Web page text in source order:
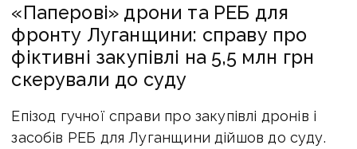
«Паперові» дрони та РЕБ для
фронту Луганщини: справу про
фіктивні закупівлі на 5,5 млн грн
скерували до суду
Епізод гучної справи про закупівлі дронів і
засобів РЕБ для Луганщини дійшов до суду.